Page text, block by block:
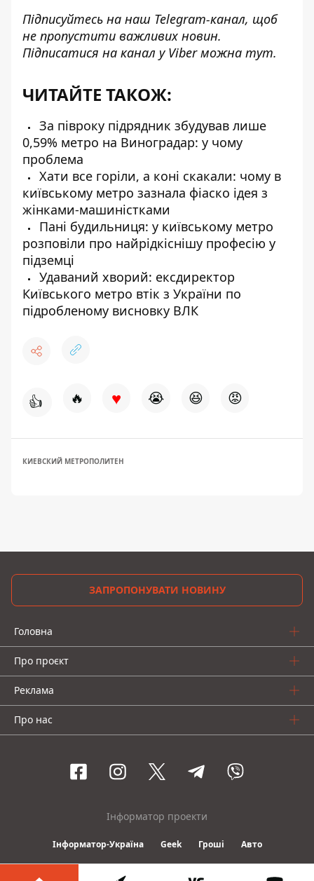
Підписуйтесь на наш Telegram-канал, щоб
не пропустити важливих новин.
Підписатися на канал у Viber можна тут.
ЧИТАЙТЕ ТАКОЖ:
За півроку підрядник збудував лише
0,59% метро на Виноградар: у чому
проблема
Хати все горіли, а коні скакали: чому в
київському метро зазнала фіаско ідея з
жінками-машиністками
Пані будильниця: у київському метро
розповіли про найрідкіснішу професію у
підземці
Удаваний хворий: ексдиректор
Київського метро втік з України по
підробленому висновку ВЛК
👍 🔥 ♥ 😭 😆 😡
КИЕВСКИЙ МЕТРОПОЛИТЕН
ЗАПРОПОНУВАТИ НОВИНУ
Головна
Про проєкт
Реклама
Про нас
Інформатор проекти
Інформатор-Україна Geek Гроші Авто